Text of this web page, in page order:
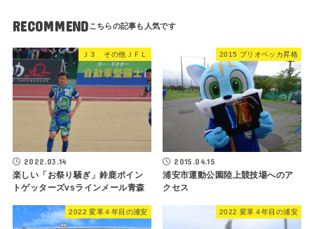
RECOMMEND
Ｊ３ その他ＪＦＬ
2022.03.14
楽しい「お祭り騒ぎ」鈴鹿ポイン
トゲッターズvsラインメール青森
2015 ブリオベッカ昇格
2015.04.15
浦安市運動公園陸上競技場へのア
クセス
2022 変革４年目の浦安 2022 変革４年目の浦安